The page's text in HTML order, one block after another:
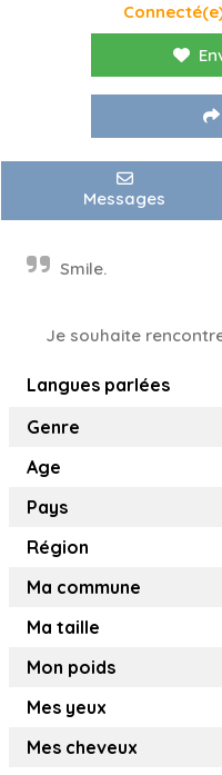
Messages
Smile.
Je souhaite
Langues parlées
Genre
Age
Pays
Région
Ma commune
Ma taille
Mon poids
Mes yeux
Mes cheveux